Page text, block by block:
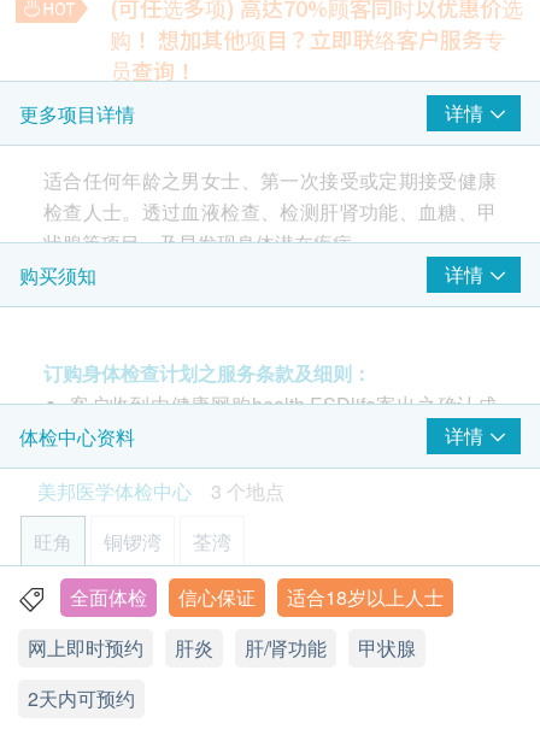
高密度胆固醇
低密度胆固醇
糖尿
血糖
肝功能
谷丙转氨酶
总胆红素
肌酸酐
尿素
甲状腺
甲状腺素
血液检查
血色素
血小板数目
嗜酸性粒细胞
(可任选多项) 高达70%顾客同时以优惠价选
购！ 想加其他项目？立即联络客户服务专
员查询！
柏氏子宫颈液基薄片检查
除可检查子宫颈癌前期病变外，亦可知是否有其他妇科隐患
(只限有性经验女性)
34% off
HK$410.0 HK$620
肺X光平片
基本的肺部检查
癌症指标19.9 (胰脏)
胰臟癌指標
HK$380.0
癌症指标125 (卵巢)
卵巢癌指標
HK$ 380.0
癌胚抗原 72.4 (胃)
胃癌指標
380.0
更多项目详情 详情
适合任何年龄之男女士、第一次接受或定期接受健康
检查人士。透过血液检查、检测肝肾功能、血糖、甲
状腺等项目，及早发现身体潜在疾病。
透过血液检查、检测肝肾功能、血糖、甲状腺等项
注意事项:
- 请详阅以下「条款及细则」了解更多服务需知及注
意事项
购买须知 详情
订购身体检查计划之服务条款及细则：
客户收到由健康网购health.ESDlife寄出之确认成
功付款电邮后，美邦医学体检中心将于随后1-2个
工作天的办公时间内，致电客户预约身体检查的时
间及地点。客户亦可致电查询或在订单确认后1个
工作天致电该中心预约 (电话：2369 0680)。
购买计划后可安排由健康网购health.ESDlife发出
的正式收据，并于7-14个工作天后寄出。客户可于
购买时提出收据要求，或经以下方法联络客户服务
员: 电邮 (support@esdlife.com) 或电话 (3151
2288)。
健康检查计划只适用于10岁或以上之人士
体检中心资料
详情
美邦医学体检中心
3 个地点
旺角
铜锣湾 荃湾
旺角亚皆老街8号朗豪坊办公室大楼11楼
显示地图
星期一至六︰9:00a.m. – 1:00p.m.; 2:00p.m. – 6:00p.m.
全面体检 信心保证
适合18岁以上人士
网上即时预约
肝炎 肝/肾功能
甲状腺
2天内可预约